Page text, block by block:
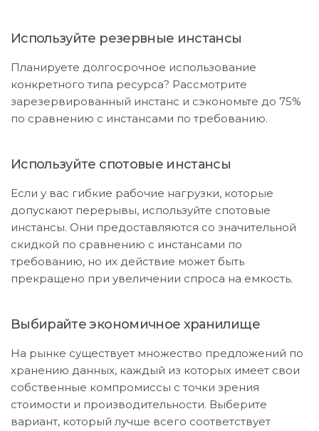
Используйте резервные инстансы
Планируете долгосрочное использование
конкретного типа ресурса? Рассмотрите
зарезервированный инстанс и сэкономьте до 75%
по сравнению с инстансами по требованию.
Используйте спотовые инстансы
Если у вас гибкие рабочие нагрузки, которые
допускают перерывы, используйте спотовые
инстансы. Они предоставляются со значительной
скидкой по сравнению с инстансами по
требованию, но их действие может быть
прекращено при увеличении спроса на емкость.
Выбирайте экономичное хранилище
На рынке существует множество предложений по
хранению данных, каждый из которых имеет свои
собственные компромиссы с точки зрения
стоимости и производительности. Выберите
вариант, который лучше всего соответствует